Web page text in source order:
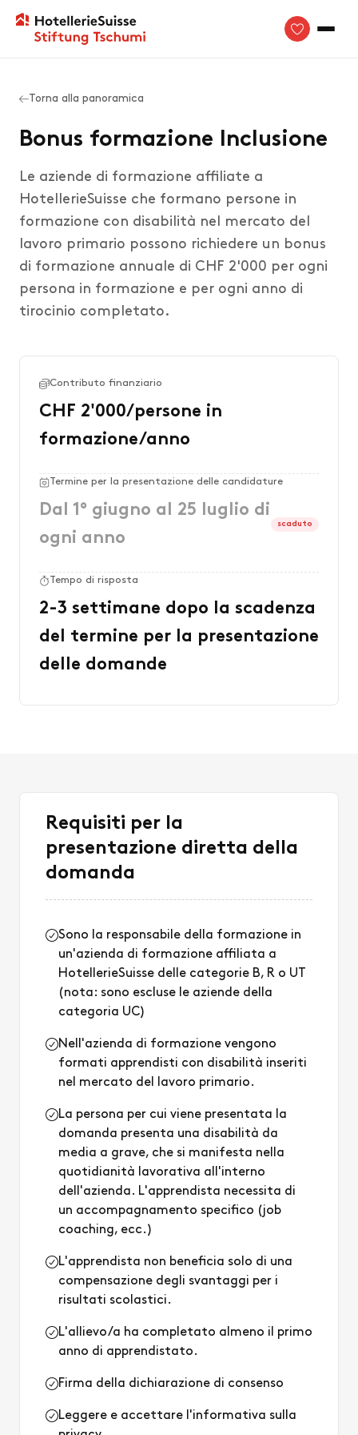
Torna alla panoramica
Bonus formazione Inclusione
Le aziende di formazione affiliate a
HotellerieSuisse che formano persone in
formazione con disabilità nel mercato del
lavoro primario possono richiedere un bonus
di formazione annuale di CHF 2'000 per ogni
persona in formazione e per ogni anno di
tirocinio completato.
Contributo finanziario
CHF 2'000/persone in
formazione/anno
Termine per la presentazione delle candidature
Dal 1° giugno al 25 luglio di
ogni anno
scaduto
Tempo di risposta
2-3 settimane dopo la scadenza
del termine per la presentazione
delle domande
Requisiti per la
presentazione diretta della
domanda
Sono la responsabile della formazione in
un'azienda di formazione affiliata a
HotellerieSuisse delle categorie B, R o UT
(nota: sono escluse le aziende della
categoria UC)
Nell'azienda di formazione vengono
formati apprendisti con disabilità inseriti
nel mercato del lavoro primario.
La persona per cui viene presentata la
domanda presenta una disabilità da
media a grave, che si manifesta nella
quotidianità lavorativa all'interno
dell'azienda. L'apprendista necessita di
un accompagnamento specifico (job
coaching, ecc.)
L'apprendista non beneficia solo di una
compensazione degli svantaggi per i
risultati scolastici.
L'allievo/a ha completato almeno il primo
anno di apprendistato.
Firma della dichiarazione di consenso
Leggere e accettare l'informativa sulla